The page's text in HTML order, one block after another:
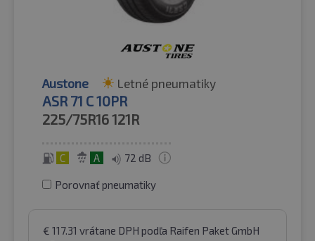
Austone Letné pneumatiky
ASR 71 C 10PR
225/75R16121R
C A 72 dB
Porovnať pneumatiky
€ 117.31 vrátane DPH podľa Raifen Paket GmbH